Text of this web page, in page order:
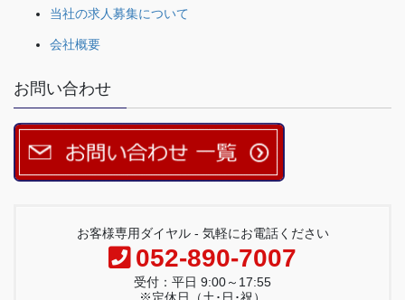
当社の求人募集について
会社概要
お問い合わせ
お客様専用ダイヤル - 気軽にお電話ください
052-890-7007
受付：平日 9:00～17:55